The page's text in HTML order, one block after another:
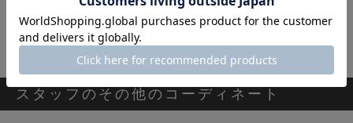
[VERSEAU]フリルヘムフレアトップス
16,500円
スタッフのその他のコーディネート